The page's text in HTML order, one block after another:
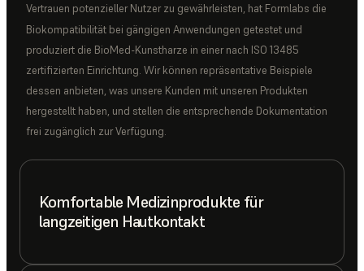
Vertrauen potenzieller Nutzer zu gewährleisten, hat Formlabs die
Biokompatibilität bei gängigen Anwendungen getestet und
produziert die BioMed-Kunstharze in einer nach ISO 13485
zertifizierten Einrichtung. Wir können repräsentative Beispiele
dessen anbieten, was unsere Kunden mit unseren Produkten
hergestellt haben, und stellen die entsprechende Dokumentation
frei zugänglich zur Verfügung.
Komfortable Medizinprodukte für
langzeitigen Hautkontakt